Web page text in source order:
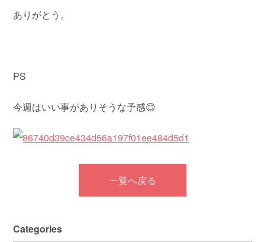
ありがとう。
PS
今週はいい事がありそうな予感😊
一覧へ戻る
Categories